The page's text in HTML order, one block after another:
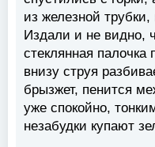
из железной трубки,
Издали и не видно,
стеклянная палочка
внизу струя
брызжет, пенится
уже спокойно,
незабудки купают